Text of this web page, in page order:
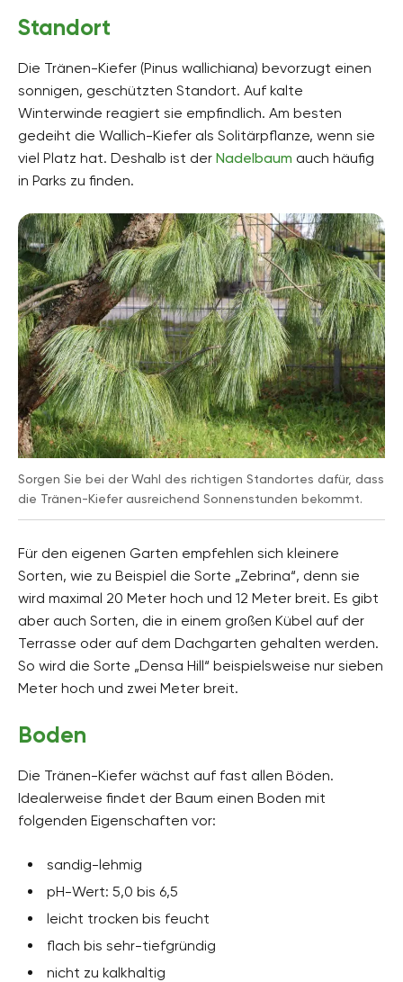
pH-Wert
Kalkverträglichkeit
Kalkintolerant
Humus
humusreich
Pflanzenfamilien
Kieferngewächse, Pinaceae
Pflanzenarten
Nadelbäume, Zierbäume
Gartenstil
Naturgarten, Parkanlage
Standort
Die Tränen-Kiefer (Pinus wallichiana) bevorzugt einen
sonnigen, geschützten Standort. Auf kalte
Winterwinde reagiert sie empfindlich. Am besten
gedeiht die Wallich-Kiefer als Solitärpflanze, wenn sie
viel Platz hat. Deshalb ist der Nadelbaum auch häufig
in Parks zu finden.
Sorgen Sie bei der Wahl des richtigen Standortes dafür, dass
die Tränen-Kiefer ausreichend Sonnenstunden bekommt.
Für den eigenen Garten empfehlen sich kleinere
Sorten, wie zu Beispiel die Sorte „Zebrina“, denn sie
wird maximal 20 Meter hoch und 12 Meter breit. Es gibt
aber auch Sorten, die in einem großen Kübel auf der
Terrasse oder auf dem Dachgarten gehalten werden.
So wird die Sorte „Densa Hill“ beispielsweise nur sieben
Meter hoch und zwei Meter breit.
Boden
Die Tränen-Kiefer wächst auf fast allen Böden.
Idealerweise findet der Baum einen Boden mit
folgenden Eigenschaften vor:
sandig-lehmig
pH-Wert: 5,0 bis 6,5
leicht trocken bis feucht
flach bis sehr-tiefgründig
nicht zu kalkhaltig